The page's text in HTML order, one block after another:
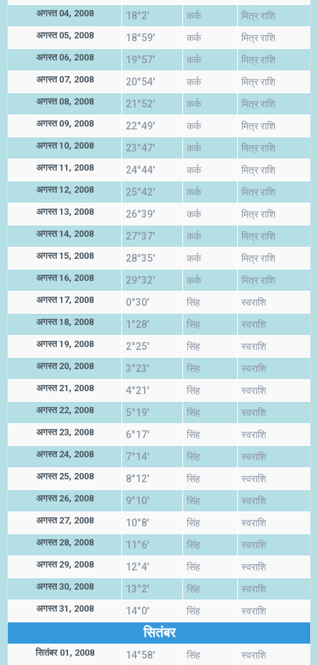
अगस्त 04, 2008 18°2' कर्क मित्र राशि
अगस्त 05, 2008 18°59' कर्क मित्र राशि
अगस्त 06, 2008 19°57' कर्क मित्र राशि
अगस्त 07, 2008 20°54' कर्क मित्र राशि
अगस्त 08, 2008 21°52' कर्क मित्र राशि
अगस्त 09, 2008 22°49' कर्क मित्र राशि
अगस्त 10, 2008 23°47' कर्क मित्र राशि
अगस्त 11, 2008 24°44' कर्क मित्र राशि
अगस्त 12, 2008 25°42' कर्क मित्र राशि
अगस्त 13, 2008 26°39' कर्क मित्र राशि
अगस्त 14, 2008 27°37' कर्क मित्र राशि
अगस्त 15, 2008 28°35' कर्क मित्र राशि
अगस्त 16, 2008 29°32' कर्क मित्र राशि
अगस्त 17, 2008 0°30' सिंह स्वराशि
अगस्त 18, 2008 1°28' सिंह स्वराशि
अगस्त 19, 2008 2°25' सिंह स्वराशि
अगस्त 20, 2008 3°23' सिंह स्वराशि
अगस्त 21, 2008 4°21' सिंह स्वराशि
अगस्त 22, 2008 5°19' सिंह स्वराशि
अगस्त 23, 2008 6°17' सिंह स्वराशि
अगस्त 24, 2008 7°14' सिंह स्वराशि
अगस्त 25, 2008 8°12' सिंह स्वराशि
अगस्त 26, 2008 9°10' सिंह स्वराशि
अगस्त 27, 2008 10°8' सिंह स्वराशि
अगस्त 28, 2008 11°6' सिंह स्वराशि
अगस्त 29, 2008 12°4' सिंह स्वराशि
अगस्त 30, 2008 13°2' सिंह स्वराशि
अगस्त 31, 2008 14°0' सिंह स्वराशि
सितंबर
सितंबर 01, 2008 14°58' सिंह स्वराशि